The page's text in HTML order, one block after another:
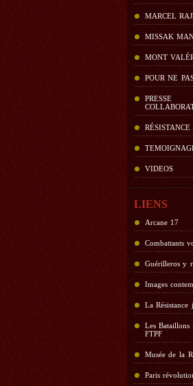
MARCEL
MISSAK
MONT
POUR NE
PRESSE
VIDEOS
LIENS
Arcane 17
Combattants
Guérilleros y
Images
La
Les Bataillons
FTPF
Musée de la
Paris